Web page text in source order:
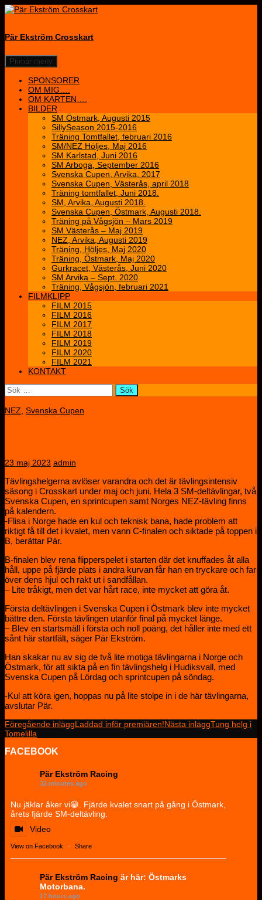
Hoppa
Pär Ekström Crosskart
Sök
Primär meny
SPONSORER
OM MIG….
OM KARTEN….
BILDER
SM Östmark, Augusti 2015
SillySeason 2015-2016
Träning Tomtfallet, februari 2016
SM/NEZ Höljes, Maj 2016
SM Karlstad, Juni 2016
SM Arboga, September 2016
Svenska Cupen, Arvika, 2017
Svenska Cupen, Västerås, april 2018
Träning tomtfallet, Juni 2018.
SM, Arvika, Augusti 2018.
Svenska Cupen, Östmark, Augusti 2018.
Träning på Vågsjön – Mars 2019
SM Västerås – Maj 2019
NEZ, Arvika, Augusti 2019
Träning, Höljes, Maj 2020
Träning, Östmark, Maj 2020
Gurkracet, Västerås, Juni 2020
SM Arvika – Sept. 2020
Träning, Vågsjön, februari 2021
FILMKLIPP
FILM 2015
FILM 2016
FILM 2017
FILM 2018
FILM 2019
FILM 2020
FILM 2021
KONTAKT
Sök
efter:
NEZ Svenska Cupen
23 maj 2023 admin
Tävlingshelgerna avlöser varandra och det är tävlingsintensiv
säsong i Crosskart under maj och juni. Hela 3 SM-deltävlingar, två
Svenska Cupen, en sprintcupen samt Norges NEZ-tävling finns
på kalendern.
-Flisa i Norge hade en kul och teknisk bana, hade problem att
riktigt få till det i kvalet, men vann C-finalen och siktade på toppen i
B, berättar Pär.
B-finalen blev rena flipperspelet i starten där det knuffades åt alla
håll, uppe på fjärde plats i andra kurvan får han en tryckare och far
över dens hjul och rakt ut i sandfållan.
– Lite tråkigt, men det var hårt race, inte mycket att göra åt.
Första deltävlingen i Svenska Cupen i Östmark blev inte mycket
bättre den. Första tävlingen utanför final på mycket länge.
– Blev en startsmäll i första och noll poäng, det håller inte med ett
sånt här startfält, säger Pär Ekström.
Han skakar nu av sig de två lite motiga tävlingarna i Norge och
Östmark, för att sikta på en fin tävlingshelg i Hudiksvall, med
Svenska Cupen på Lördag och sprintcupen på söndag.
-Kul att köra igen, hoppas nu på lite stolpe in i de här tävlingarna,
avslutar Pär.
Inläggsnavigering
Föregående inläggLaddad inför premiären!Nästa inläggTung helg i
Tomelilla
FACEBOOK
Pär Ekström Racing
32 minutes ago
Nu jäklar åker vi😁. Fjärde kvalet snart på gång i Östmark,
årets fjärde SM-deltävling.
Video
View on Facebook · Share
Pär Ekström Racing är här: Östmarks
Motorbana.
17 hours ago